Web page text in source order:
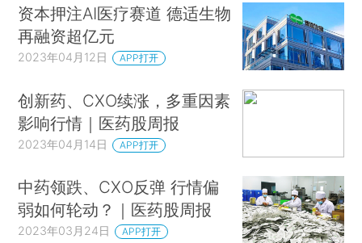
资本押注AI医疗赛道 德适生物
再融资超亿元
2023年04月12日 APP打开
创新药、CXO续涨，多重因素
影响行情｜医药股周报
2023年04月14日 APP打开
中药领跌、CXO反弹 行情偏
弱如何轮动？｜医药股周报
2023年03月24日 APP打开